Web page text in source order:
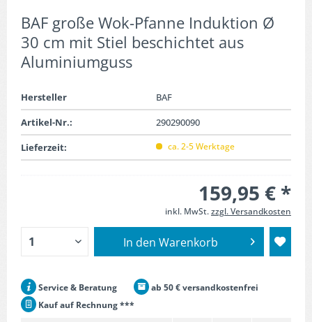
BAF große Wok-Pfanne Induktion Ø
30 cm mit Stiel beschichtet aus
Aluminiumguss
Hersteller
BAF
Artikel-Nr.:
290290090
Lieferzeit:
ca. 2-5 Werktage
159,95 € *
inkl. MwSt.zzgl. Versandkosten
In den Warenkorb
Service & Beratung
ab 50 € versandkostenfrei
Kauf auf Rechnung ***